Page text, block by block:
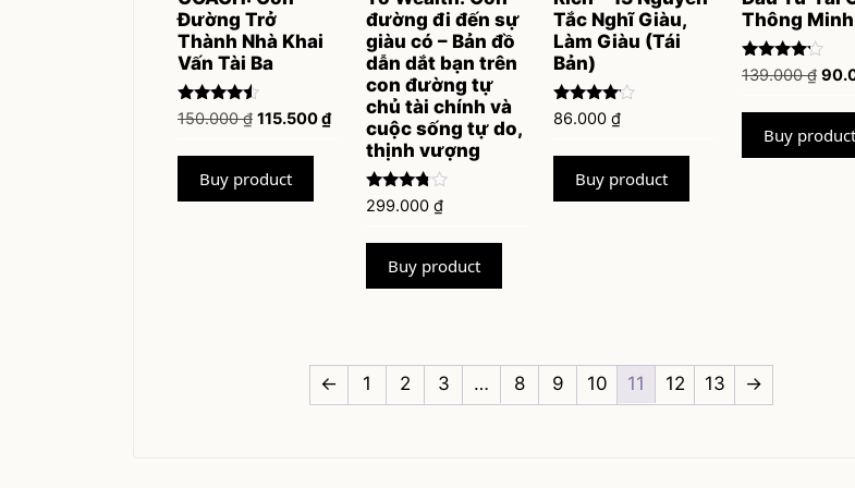
Đường Trở
Thành Nhà Khai
Vấn Tài Ba
Rated
4.33
150.000₫ Original
150.000 ₫.
115.500₫Current
115.500 ₫.
Buy product
đường đi đến sự
giàu có – Bản đồ
dẫn dắt bạn trên
con đường tự
chủ tài chính và
cuộc sống tự do,
thịnh vượng
Rated
3.67
299.000 ₫
Buy product
Tắc Nghĩ Giàu,
Làm Giàu (Tái
Bản)
Rated
3.90
86.000₫
Buy product
Thông Minh
Rated
4.00
139.000₫
Buy product
← 1 2 3 … 8 9 10 11 12 13 →